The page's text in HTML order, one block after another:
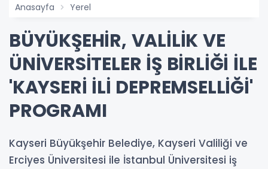
Anasayfa Yerel
BÜYÜKŞEHİR, VALİLİK VE
ÜNİVERSİTELER İŞ BİRLİĞİ İLE
'KAYSERİ İLİ DEPREMSELLİĞİ'
PROGRAMI
Kayseri Büyükşehir Belediye, Kayseri Valiliği ve
Erciyes Üniversitesi ile İstanbul Üniversitesi iş